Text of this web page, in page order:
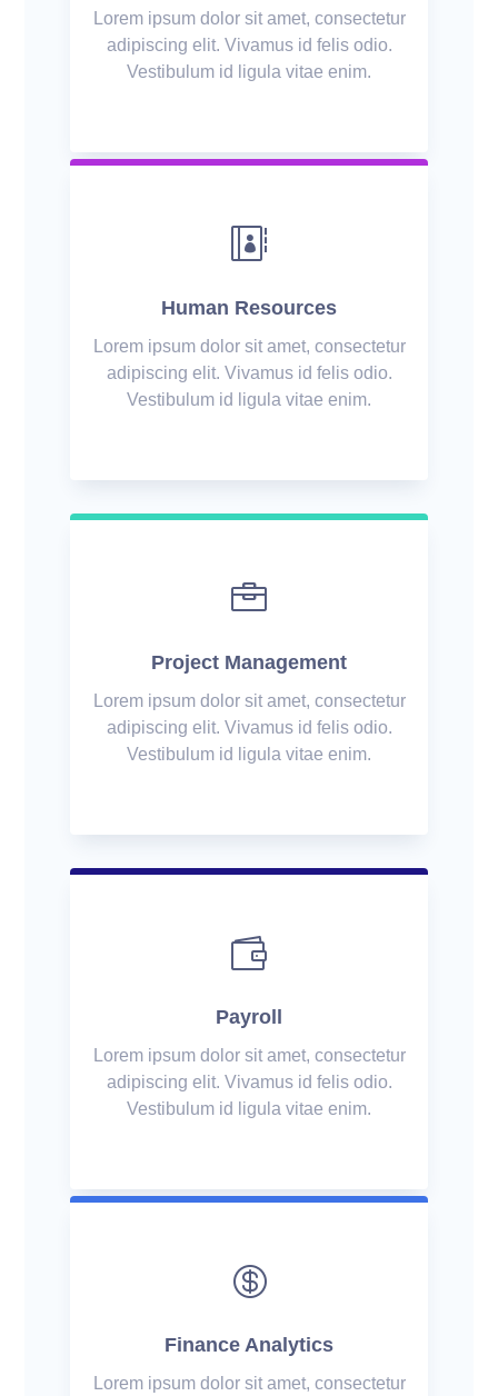
Lorem ipsum dolor sit amet, consectetur
adipiscing elit. Vivamus id felis odio.
Vestibulum id ligula vitae enim.

Human Resources
Lorem ipsum dolor sit amet, consectetur
adipiscing elit. Vivamus id felis odio.
Vestibulum id ligula vitae enim.

Project Management
Lorem ipsum dolor sit amet, consectetur
adipiscing elit. Vivamus id felis odio.
Vestibulum id ligula vitae enim.

Payroll
Lorem ipsum dolor sit amet, consectetur
adipiscing elit. Vivamus id felis odio.
Vestibulum id ligula vitae enim.

Finance Analytics
Lorem ipsum dolor sit amet, consectetur